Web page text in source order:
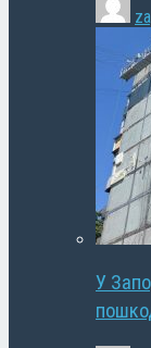
У